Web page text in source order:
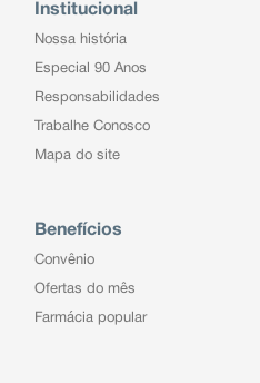
Institucional
Nossa história
Especial 90 Anos
Responsabilidades
Trabalhe Conosco
Mapa do site
Benefícios
Convênio
Ofertas do mês
Farmácia popular